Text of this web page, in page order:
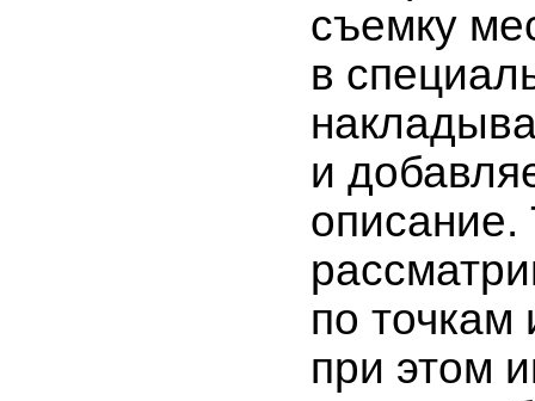
съемку
в
и
описание.
по точкам
при этом